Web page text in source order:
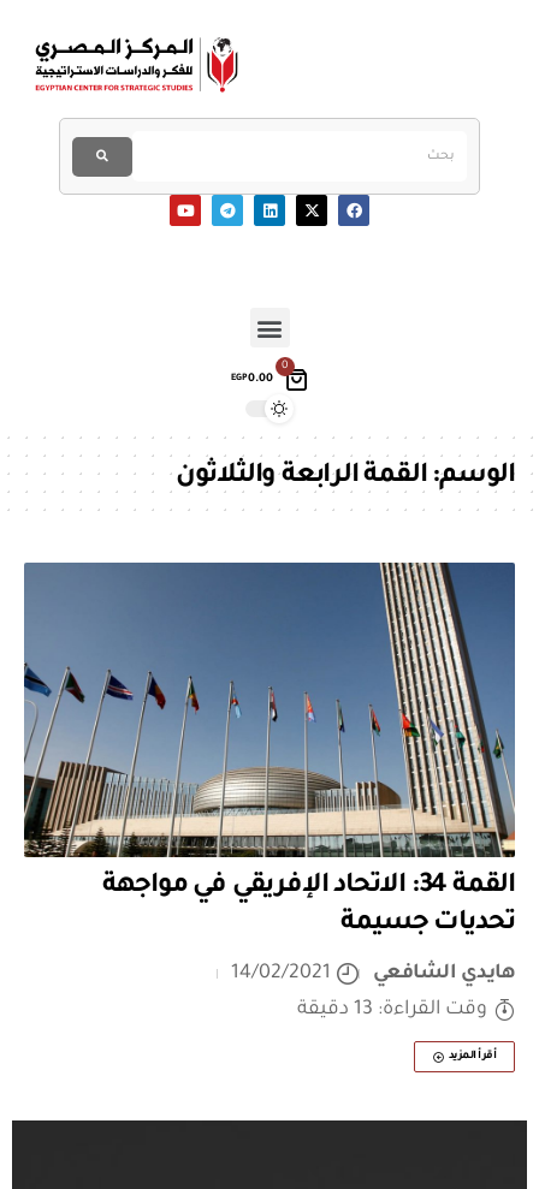
0
EGP0.00
الوسم:القمة الرابعة والثلاثون
القمة 34: الاتحاد الإفريقي في مواجهة
تحديات جسيمة
هايدي الشافعي
14/02/2021
وقت القراءة: 13 دقيقة
أقرأ المزيد